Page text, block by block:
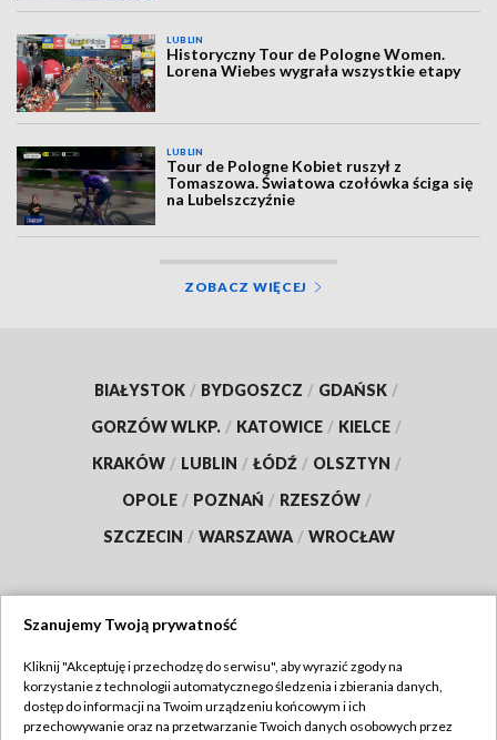
LUBLIN
Historyczny Tour de Pologne Women.
Lorena Wiebes wygrała wszystkie etapy
LUBLIN
Tour de Pologne Kobiet ruszył z
Tomaszowa. Światowa czołówka ściga się
na Lubelszczyźnie
ZOBACZ WIĘCEJ
BIAŁYSTOK / BYDGOSZCZ / GDAŃSK /
GORZÓW WLKP. / KATOWICE / KIELCE /
KRAKÓW / LUBLIN / ŁÓDŹ / OLSZTYN /
OPOLE / POZNAŃ / RZESZÓW /
SZCZECIN / WARSZAWA / WROCŁAW
TVP
Abonament TVP
Regulamin TVP
Szanujemy Twoją prywatność
Kliknij "Akceptuję i przechodzę do serwisu", aby wyrazić zgody na
korzystanie z technologii automatycznego śledzenia i zbierania danych,
dostęp do informacji na Twoim urządzeniu końcowym i ich
przechowywanie oraz na przetwarzanie Twoich danych osobowych przez